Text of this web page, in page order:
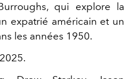
qui explore la
expatrié américain et un
les années 1950.